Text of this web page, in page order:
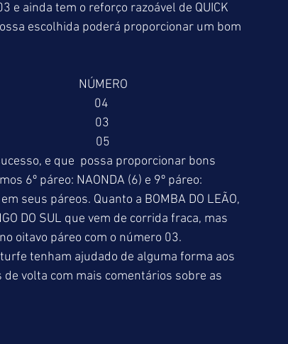
e ainda tem o reforço razoável de QUICK
escolhida poderá proporcionar um bom
NÚMERO
04
03
05
e que  possa proporcionar bons
6º páreo: NAONDA (6) e 9º páreo:
seus páreos. Quanto a BOMBA DO LEÃO,
DO SUL que vem de corrida fraca, mas
oitavo páreo com o número 03.
tenham ajudado de alguma forma aos
volta com mais comentários sobre as